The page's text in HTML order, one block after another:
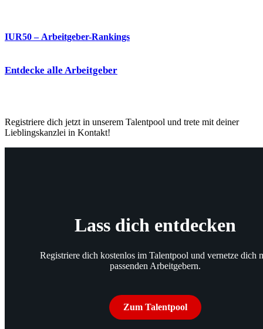
IUR50 – Arbeitgeber-Rankings
Entdecke alle Arbeitgeber
Registriere dich jetzt in unserem Talentpool und trete mit deiner
Lieblingskanzlei in Kontakt!
Lass dich entdecken
Registriere dich kostenlos im Talentpool und vernetze dich
passenden Arbeitgebern.
Zum Talentpool